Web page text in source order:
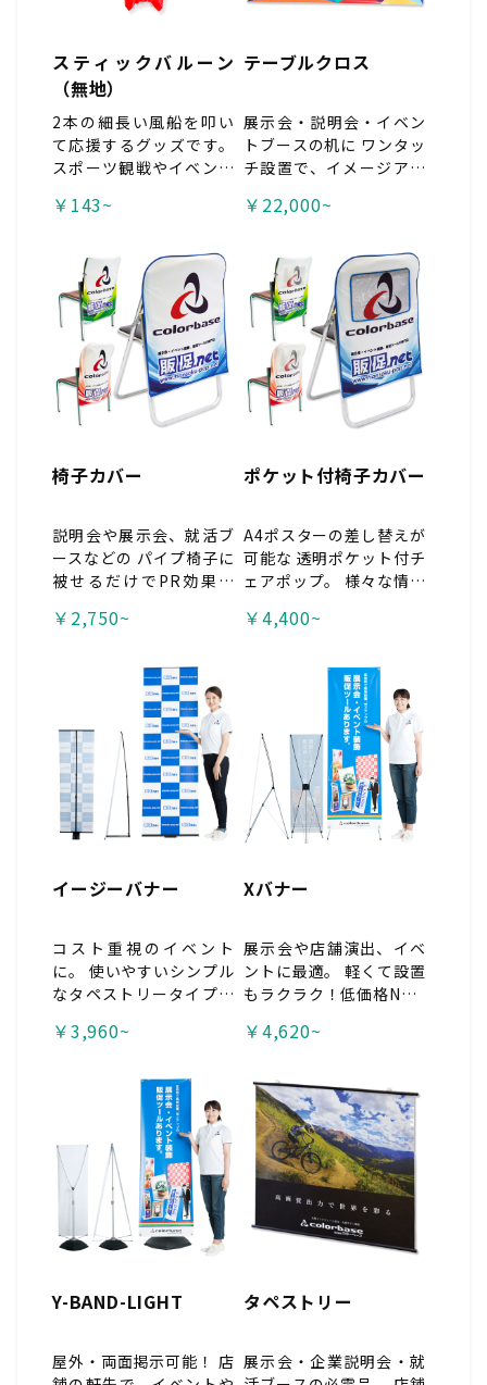
スティックバルーン
（無地）
2本の細長い風船を叩い
て応援するグッズです。
スポーツ観戦やイベント
="color:#c0392b;">※
不可。 ※最小ロット：1
0セット〜 ※こちらは名
入れできません。 名入
れご希望の場合は、<a h
ref="https://www.prin
t18.net/product/detai
l/id/488/" target="_bl
ank">こちら</a>から</
￥143~
テーブルクロス
展示会・説明会・イベン
トブースの机に ワンタッ
チ設置で、イメージアッ
社名やロゴを大胆アピー
￥22,000~
椅子カバー
説明会や展示会、就活ブ
ースなどの パイプ椅子に
被せるだけでPR効果抜
れば、ブースが一段と華
ことができる人気商品で
す。 １枚から製作可能で
r:#c0392b;">※スムース
のみ、工場直送品の為、
代引き不可。
￥2,750~
ポケット付椅子カバー
A4ポスターの差し替えが
可能な 透明ポケット付チ
ェアポップ。 様々な情報
会や展示会、就活ブース
="color:#c0392b;">※
スムースのみ、工場直送
品の為、代引き不可。
￥4,400~
イージーバナー
コスト重視のイベント
に。 使いやすいシンプル
なタペストリータイプ。
売りのバリウエイト(注
性も抜群！屋内イベント
や 店舗内の商品アピール
に最適な商品です。
￥3,960~
Xバナー
展示会や店舗演出、イベ
ントに最適。 軽くて設置
もラクラク！低価格No.1
舗装飾、イベントなど
トメに 骨組みの先端をひ
っかけるだけの簡単施
工。
￥4,620~
Y-BAND-LIGHT
屋外・両面掲示可能！ 店
タペストリー
展示会・企業説明会・就